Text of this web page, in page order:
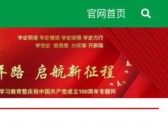
官网首页